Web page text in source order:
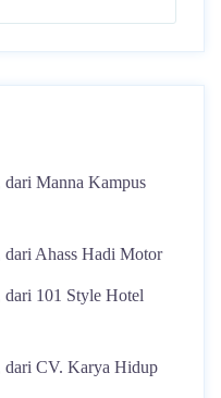
Manna Kampus
Ahass Hadi Motor
101 Style Hotel
dari CV. Karya Hidup